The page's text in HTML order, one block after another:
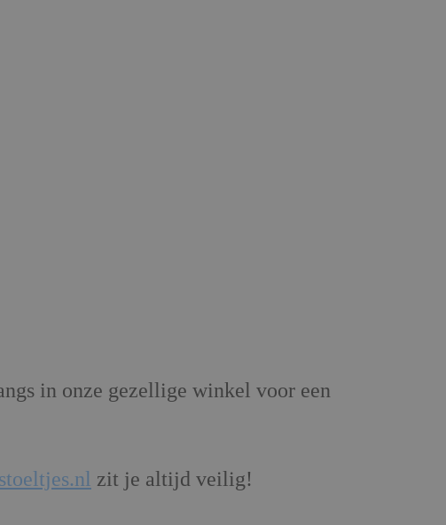
in onze gezellige winkel voor een
zit je altijd veilig!